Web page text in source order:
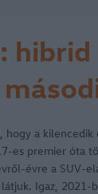
hogy a
es premier óta
évre a SUV-
Igaz,